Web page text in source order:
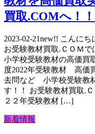
買取.COMへ！
2023-02-21new!! こんに
お受験教材買取.ＣＯＭ
小学校受験教材の高価買
度2022年受験教材 高価
去問など 小学校受験教
す！！ お受験教材買取.
２２年受験教材 […]
新着情報